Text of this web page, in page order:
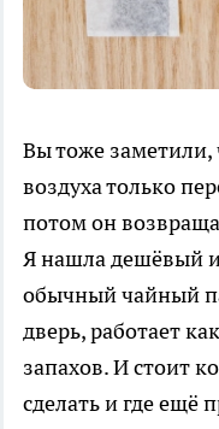
Вы тоже заметили,
воздуха только
потом он
Я нашла дешёвый
обычный чайный
дверь, работает
запахов. И стоит
сделать и где ещё